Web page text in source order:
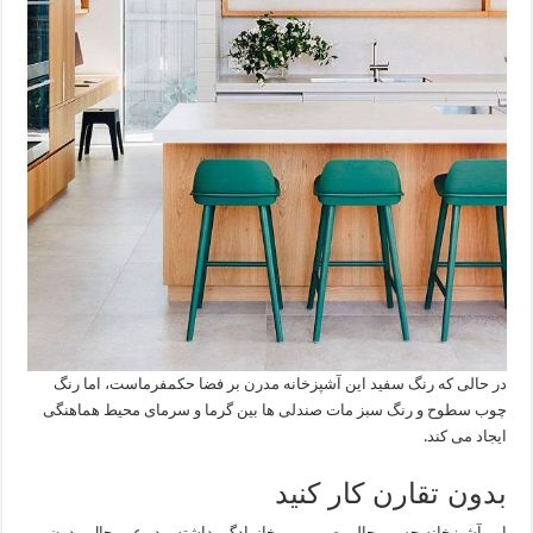
در حالی که رنگ سفید این آشپزخانه مدرن بر فضا حکمفرماست، اما رنگ
چوب سطوح و رنگ سبز مات صندلی ها بین گرما و سرمای محیط هماهنگی
ایجاد می کند.
بدون تقارن کار کنید